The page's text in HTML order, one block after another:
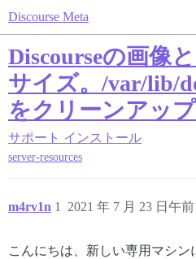
Discourse Meta
Discourseの画像
サイズ。/var/lib/
をクリーンアッ
サポート インストール
server-resources
m4rv1n 2021 年 7 月 23 日午前
1
こんにちは、新しい専用マシン